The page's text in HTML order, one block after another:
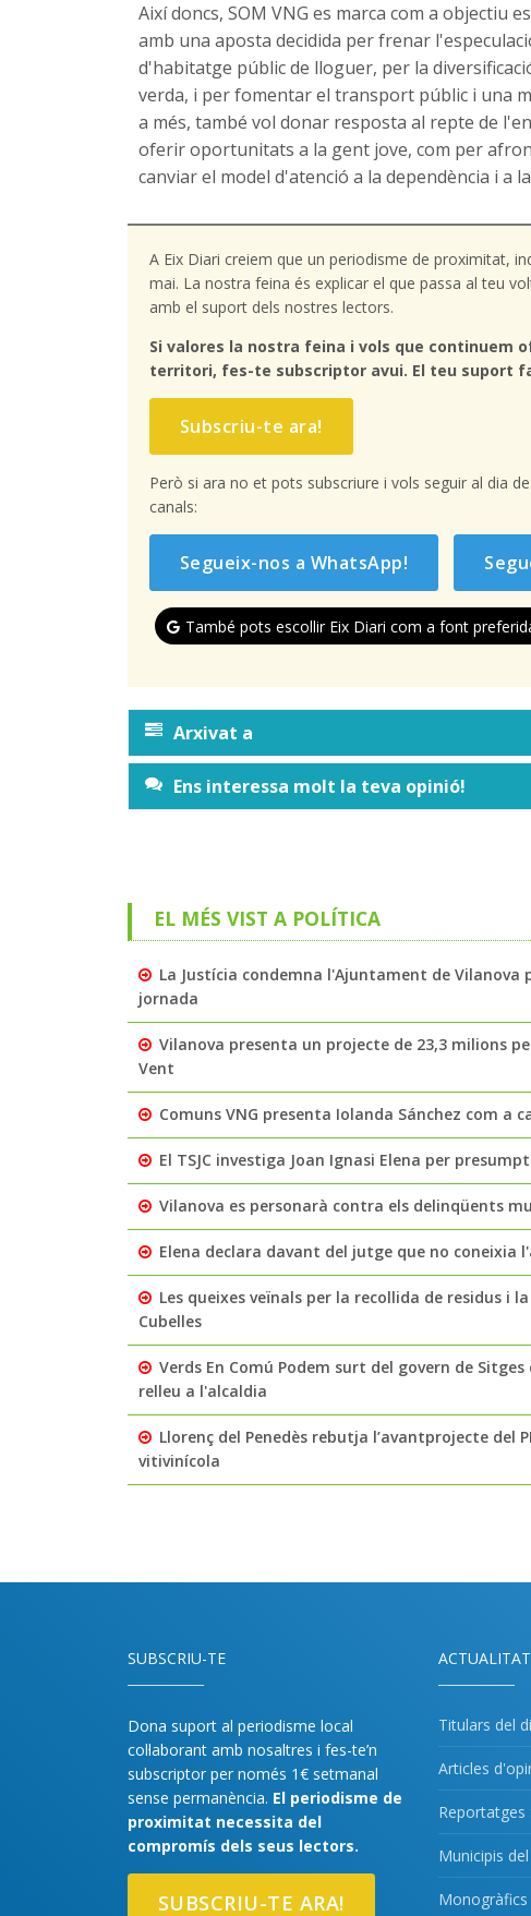
Així doncs, SOM VNG es marca com a
amb una aposta decidida per frenar
d'habitatge públic de lloguer, per la
verda, i per fomentar el transport públic i una
a més, també vol donar resposta al repte de
oferir oportunitats a la gent jove, com per
canviar el model d'atenció a la dependència i a
A Eix Diari creiem que un periodisme de proximitat,
mai. La nostra feina és explicar el que passa al teu
amb el suport dels nostres lectors.
Si valores la nostra feina i vols que
territori, fes-te subscriptor avui. El teu suport
Subscriu-te ara!
Però si ara no et pots subscriure i vols seguir al dia
canals:
Segueix-nos a WhatsApp!
També pots escollir Eix Diari com a font
Arxivat a
Ens interessa molt la teva opinió!
EL MÉS VIST A POLÍTICA
La Justícia condemna l'Ajuntament de
jornada
Vilanova presenta un projecte de 23,3 milions
Vent
Comuns VNG presenta Iolanda Sánchez com a
El TSJC investiga Joan Ignasi Elena per
Vilanova es personarà contra els delinqüents
Elena declara davant del jutge que no
Les queixes veïnals per la recollida de residus i
Cubelles
Verds En Comú Podem surt del govern de
relleu a l'alcaldia
Llorenç del Penedès rebutja l’avantprojecte del
vitivinícola
SUBSCRIU-TE
Dona suport al periodisme local
col·laborant amb nosaltres i fes-te’n
subscriptor per només 1€ setmanal
sense permanència. El periodisme de
proximitat necessita del
compromís dels seus lectors.
SUBSCRIU-TE ARA!
ACTUALITAT
Titulars del
Articles
Reportatges
Municipis
Monogràfics